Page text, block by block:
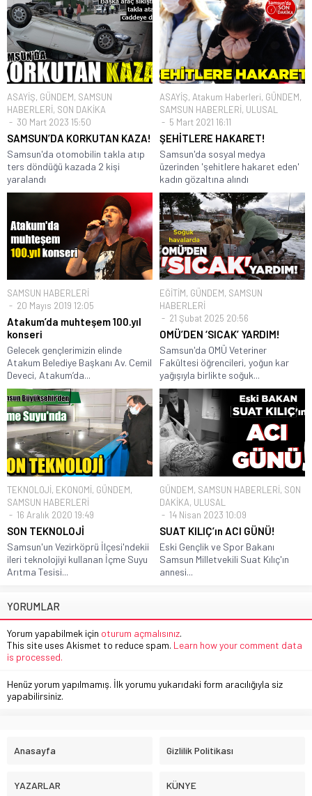
ASAYİŞ, GÜNDEM, SAMSUN
HABERLERİ, SON DAKİKA
30 Mart 2023 15:50
SAMSUN’DA KORKUTAN KAZA!
Samsun'da otomobilin takla atıp
ters döndüğü kazada 2 kişi
yaralandı
ASAYİŞ, Atakum Haberleri, GÜNDEM,
SAMSUN HABERLERİ, ULUSAL
5 Mart 2021 16:11
ŞEHİTLERE HAKARET!
Samsun'da sosyal medya
üzerinden 'şehitlere hakaret eden'
kadın gözaltına alındı
SAMSUN HABERLERİ
20 Mayıs 2019 12:05
Atakum’da muhteşem 100.yıl
konseri
Gelecek gençlerimizin elinde
Atakum Belediye Başkanı Av. Cemil
Deveci, Atakum’da...
EĞİTİM, GÜNDEM, SAMSUN
HABERLERİ
21 Şubat 2025 20:56
OMÜ’DEN ‘SICAK’ YARDIM!
Samsun'da OMÜ Veteriner
Fakültesi öğrencileri, yoğun kar
yağışıyla birlikte soğuk...
TEKNOLOJİ, EKONOMİ, GÜNDEM,
SAMSUN HABERLERİ
16 Aralık 2020 19:49
SON TEKNOLOJİ
Samsun'un Vezirköprü İlçesi'ndekii
ileri teknolojiyi kullanan İçme Suyu
Arıtma Tesisi...
GÜNDEM, SAMSUN HABERLERİ, SON
DAKİKA, ULUSAL
14 Nisan 2023 10:09
SUAT KILIÇ’ın ACI GÜNÜ!
Eski Gençlik ve Spor Bakanı
Samsun Milletvekili Suat Kılıç'ın
annesi...
YORUMLAR
Yorum yapabilmek için oturum açmalısınız.
This site uses Akismet to reduce spam. Learn how your comment data
is processed.
Henüz yorum yapılmamış. İlk yorumu yukarıdaki form aracılığıyla siz
yapabilirsiniz.
Anasayfa Gizlilik Politikası
YAZARLAR KÜNYE